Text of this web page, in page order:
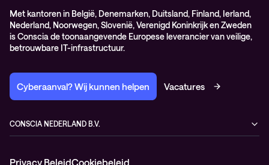
Service delivery platform (CNS)
Met kantoren in België, Denemarken, Duitsland, Finland, Ierland,
Nederland, Noorwegen, Slovenië, Verenigd Koninkrijk en Zweden
is Conscia de toonaangevende Europese leverancier van veilige,
betrouwbare IT-infrastructuur.
Cyberaanval? Wij kunnen helpen Vacatures
CONSCIA NEDERLAND B.V.
Privacy BeleidCookiebeleid